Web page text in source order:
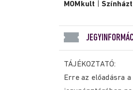
MOMkult |
TÁJÉKOZTATÓ:
Erre az előadásra a